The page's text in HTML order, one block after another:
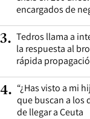
encargados de
3. Tedros llama a
la respuesta al
rápida
4. “¿Has visto a mi
que buscan a los
de llegar a Ceuta